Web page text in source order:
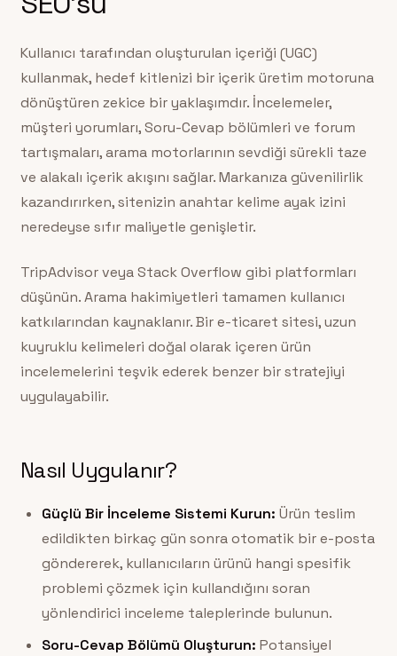
Kullanıcı tarafından oluşturulan içeriği (UGC)
kullanmak, hedef kitlenizi bir içerik üretim motoruna
dönüştüren zekice bir yaklaşımdır. İncelemeler,
müşteri yorumları, Soru-Cevap bölümleri ve forum
tartışmaları, arama motorlarının sevdiği sürekli taze
ve alakalı içerik akışını sağlar. Markanıza güvenilirlik
kazandırırken, sitenizin anahtar kelime ayak izini
neredeyse sıfır maliyetle genişletir.
TripAdvisor veya Stack Overflow gibi platformları
düşünün. Arama hakimiyetleri tamamen kullanıcı
katkılarından kaynaklanır. Bir e-ticaret sitesi, uzun
kuyruklu kelimeleri doğal olarak içeren ürün
incelemelerini teşvik ederek benzer bir stratejiyi
uygulayabilir.
Nasıl Uygulanır?
Güçlü Bir İnceleme Sistemi Kurun: Ürün teslim
edildikten birkaç gün sonra otomatik bir e-posta
göndererek, kullanıcıların ürünü hangi spesifik
problemi çözmek için kullandığını soran
yönlendirici inceleme taleplerinde bulunun.
Soru-Cevap Bölümü Oluşturun: Potansiyel